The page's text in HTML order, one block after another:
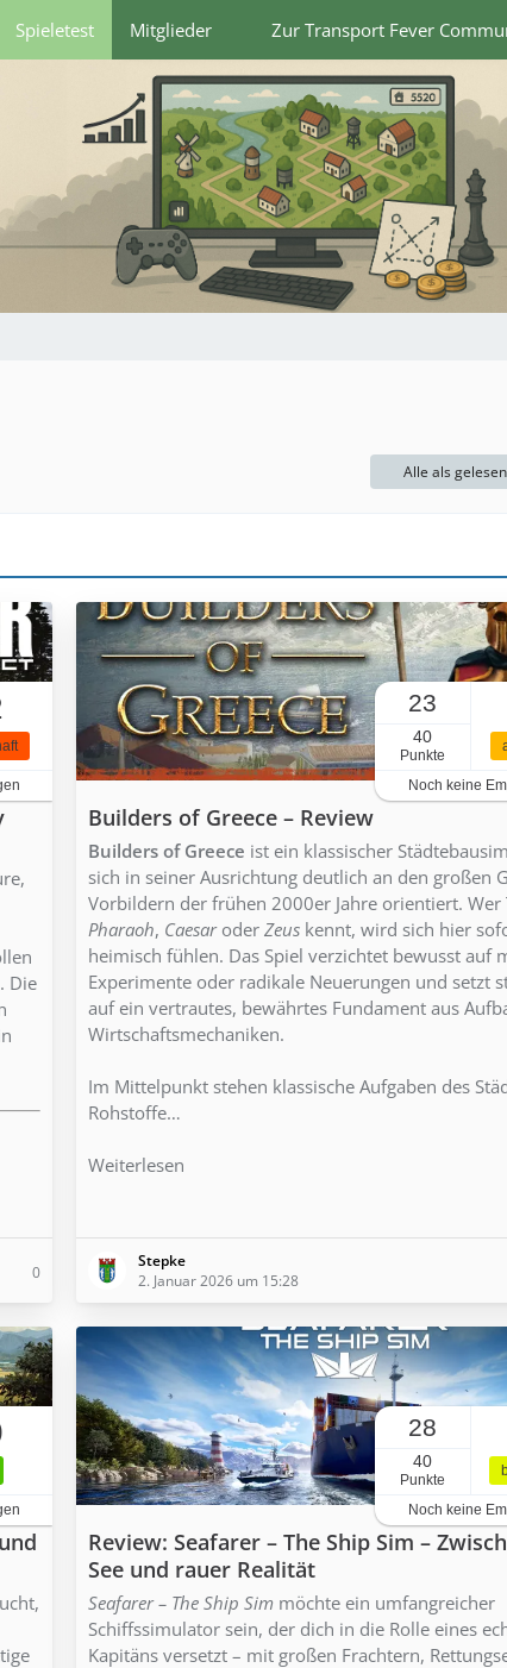
Spieletest Mitglieder Zur Transport Fever
Alle als
Die
0
23
40
Punkte
Noch keine
Builders of Greece – Review
Builders of Greece ist ein klassischer
sich in seiner Ausrichtung deutlich an den großen
Vorbildern der frühen 2000er Jahre orientiert. Wer
Pharaoh, Caesaroder Zeus kennt, wird sich hier
heimisch fühlen. Das Spiel verzichtet bewusst auf
Experimente oder radikale Neuerungen und setzt
auf ein vertrautes, bewährtes Fundament aus
Wirtschaftsmechaniken.
Im Mittelpunkt stehen klassische Aufgaben des
Rohstoffe…
Weiterlesen
Stepke
2. Januar 2026 um 15:28
28
40
Punkte
Noch keine
Review: Seafarer – The Ship Sim –
See und rauer Realität
Seafarer – The Ship Sim möchte ein umfangreicher
Schiffssimulator sein, der dich in die Rolle eines
Kapitäns versetzt – mit großen Frachtern,